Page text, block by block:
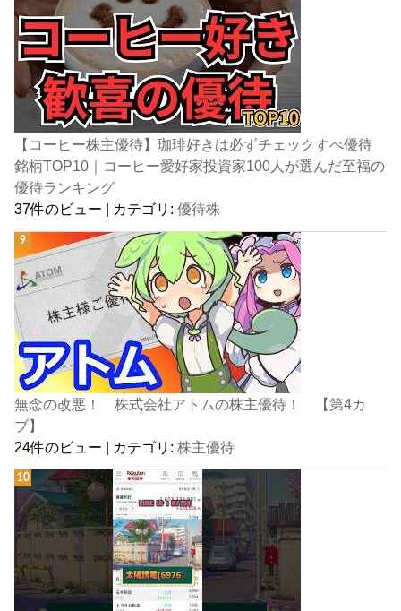
【コーヒー株主優待】珈琲好きは必ずチェックすべ優待
銘柄TOP10｜コーヒー愛好家投資家100人が選んだ至福の
優待ランキング
37件のビュー
カテゴリ:優待株
無念の改悪！ 株式会社アトムの株主優待！ 【第4カ
ブ】
24件のビュー | カテゴリ:株主優待